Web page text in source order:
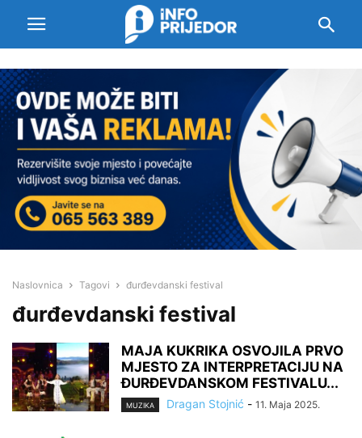
Naslovnica Tagovi đurđevdanski festival
đurđevdanski festival
MAJA KUKRIKA OSVOJILA PRVO
MJESTO ZA INTERPRETACIJU NA
ĐURĐEVDANSKOM FESTIVALU...
MUZIKA Dragan Stojnić - 11. Maja 2025.